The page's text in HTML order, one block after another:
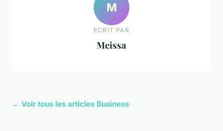
M
ECRIT PAR
Meissa
← Voir tous les articles Business